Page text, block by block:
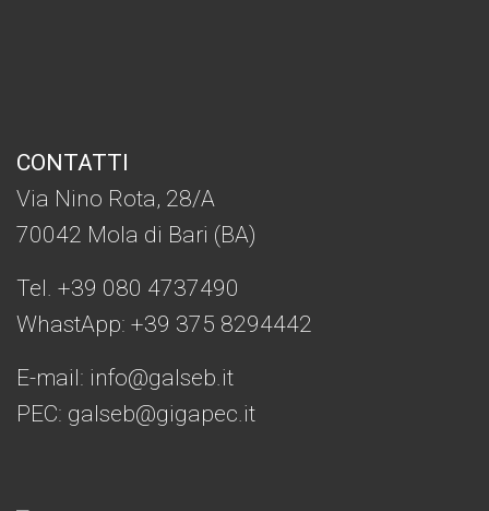
CONTATTI
Via Nino Rota, 28/A
70042 Mola di Bari (BA)
Tel. +39 080 4737490
WhastApp: +39 375 8294442
E-mail: info@galseb.it
PEC: galseb@gigapec.it